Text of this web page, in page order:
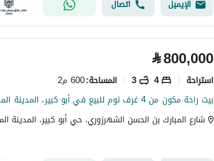
الإيميل اتصال
⃁800,000
استراحة 4
3 المساحة:600 م2